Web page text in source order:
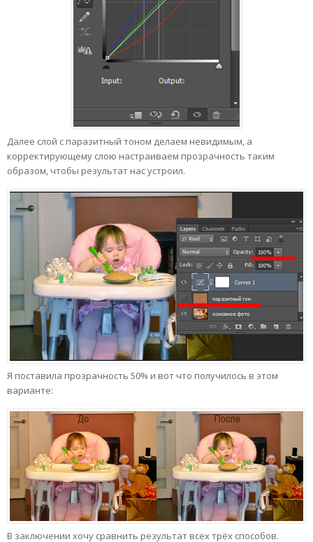
Далее слой с паразитный тоном делаем невидимым, а
корректирующему слою настраиваем прозрачность таким
образом, чтобы результат нас устроил.
Я поставила прозрачность 50% и вот что получилось в этом
варианте:
В заключении хочу сравнить результат всех трёх способов.